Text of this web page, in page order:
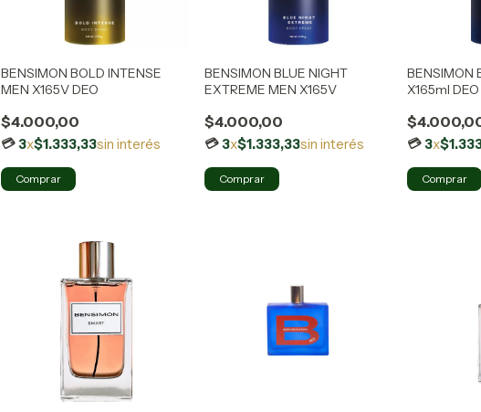
BENSIMON BOLD INTENSE
MEN X165V DEO
$4.000,00
3x$1.333,33sin interés
BENSIMON BLUE NIGHT
EXTREME MEN X165V
$4.000,00
3x$1.333,33sin interés
BENSIMON
X165ml DEO
3x